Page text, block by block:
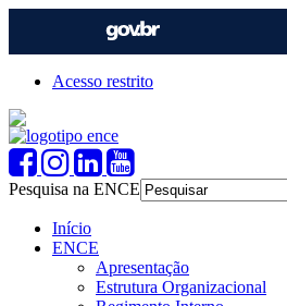
Acesso restrito
Pesquisa na ENCE
Início
ENCE
Apresentação
Estrutura Organizacional